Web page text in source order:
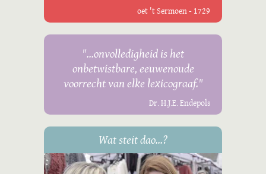
oet 't Sermoen - 1729
"...onvolledigheid is het
onbetwistbare, eeuwenoude
voorrecht van elke lexicograaf."
Dr. H.J.E. Endepols
Wat steit dao...?